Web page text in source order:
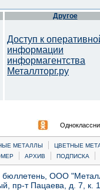
Другое
Доступ к
информации
информагентства
Металлторг.ру
МЕТАЛЛЫ |
ЦВЕТНЫЕ
| АРХИВ | ПОДПИСКА |
ООО
пр-т Пацаева, д. 7,